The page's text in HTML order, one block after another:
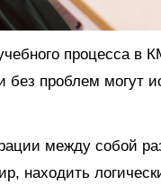
процесса
без проблем могут
между собой
находить